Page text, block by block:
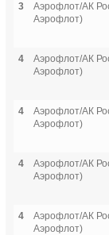
3
Аэрофлот/АК
Аэрофлот)
4
Аэрофлот/АК
Аэрофлот)
4
Аэрофлот/АК
Аэрофлот)
4
Аэрофлот/АК
Аэрофлот)
4
Аэрофлот/АК
Аэрофлот)